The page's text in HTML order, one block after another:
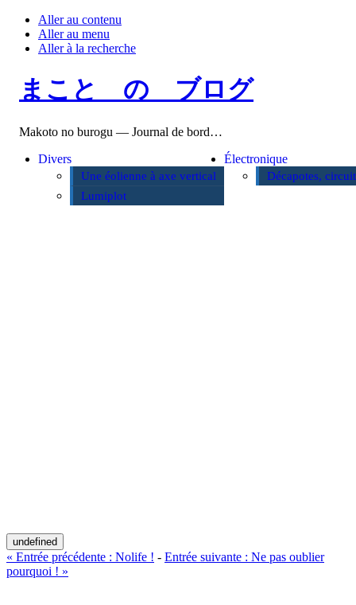
Aller au contenu
Aller au menu
Aller à la recherche
まこと の ブログ
Makoto no burogu — Journal de bord…
Divers
Une éolienne à axe vertical
Lumiplot
Électronique
Décapotes,
undefined
« Entrée précédente : Nolife ! - Entrée suivante : Ne pas oublier
pourquoi ! »